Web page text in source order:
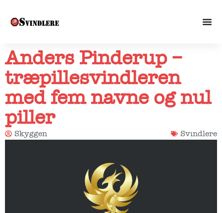
Anders Pinderup –
træpillesvindleren
med fem navne og nul
piller
Skyggen Svindlere